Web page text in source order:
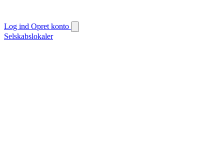
Log ind Opret konto
Selskabslokaler